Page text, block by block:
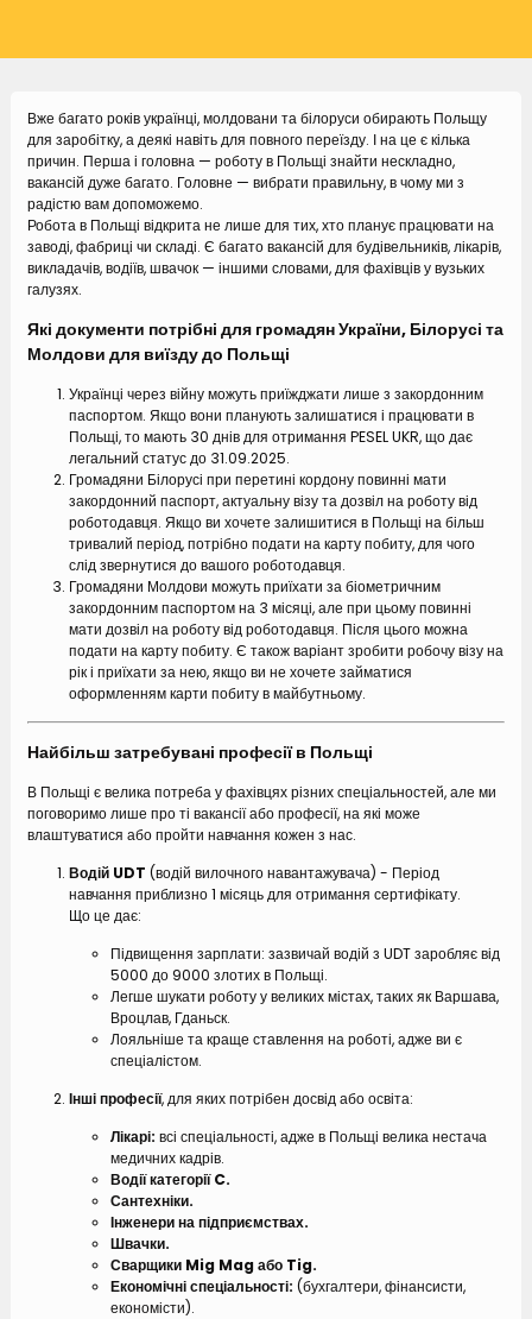
Вже багато років українці, молдовани та білоруси обирають Польщу
для заробітку, а деякі навіть для повного переїзду. І на це є кілька
причин. Перша і головна — роботу в Польщі знайти нескладно,
вакансій дуже багато. Головне — вибрати правильну, в чому ми з
радістю вам допоможемо.
Робота в Польщі відкрита не лише для тих, хто планує працювати на
заводі, фабриці чи складі. Є багато вакансій для будівельників, лікарів,
викладачів, водіїв, швачок — іншими словами, для фахівців у вузьких
галузях.
Які документи потрібні для громадян України, Білорусі та
Молдови для виїзду до Польщі
Українці через війну можуть приїжджати лише з закордонним
паспортом. Якщо вони планують залишатися і працювати в
Польщі, то мають 30 днів для отримання PESEL UKR, що дає
легальний статус до 31.09.2025.
Громадяни Білорусі при перетині кордону повинні мати
закордонний паспорт, актуальну візу та дозвіл на роботу від
роботодавця. Якщо ви хочете залишитися в Польщі на більш
тривалий період, потрібно подати на карту побиту, для чого
слід звернутися до вашого роботодавця.
Громадяни Молдови можуть приїхати за біометричним
закордонним паспортом на 3 місяці, але при цьому повинні
мати дозвіл на роботу від роботодавця. Після цього можна
подати на карту побиту. Є також варіант зробити робочу візу на
рік і приїхати за нею, якщо ви не хочете займатися
оформленням карти побиту в майбутньому.
Найбільш затребувані професії в Польщі
В Польщі є велика потреба у фахівцях різних спеціальностей, але ми
поговоримо лише про ті вакансії або професії, на які може
влаштуватися або пройти навчання кожен з нас.
Водій UDT (водій вилочного навантажувача) - Період
навчання приблизно 1 місяць для отримання сертифікату.
Що це дає:
Підвищення зарплати: зазвичай водій з UDT заробляє від
5000 до 9000 злотих в Польщі.
Легше шукати роботу у великих містах, таких як Варшава,
Вроцлав, Гданьск.
Лояльніше та краще ставлення на роботі, адже ви є
спеціалістом.
Інші професії, для яких потрібен досвід або освіта:
Лікарі: всі спеціальності, адже в Польщі велика нестача
медичних кадрів.
Водії категорії C.
Сантехніки.
Інженери на підприємствах.
Швачки.
Сварщики Mig Mag або Tig.
Економічні спеціальності: (бухгалтери, фінансисти,
економісти).